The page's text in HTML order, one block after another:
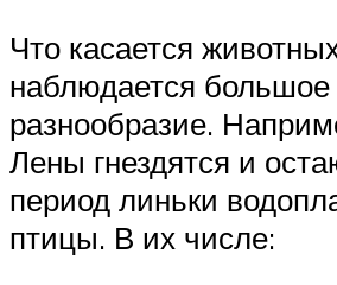
Что касается
наблюдается большое
разнообразие.
Лены гнездятся и
период линьки
птицы. В их числе: